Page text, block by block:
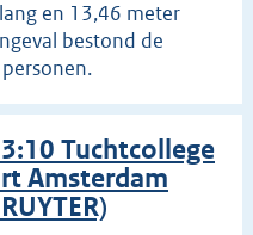
en 13,46 meter
bestond de
Tuchtcollege
Amsterdam